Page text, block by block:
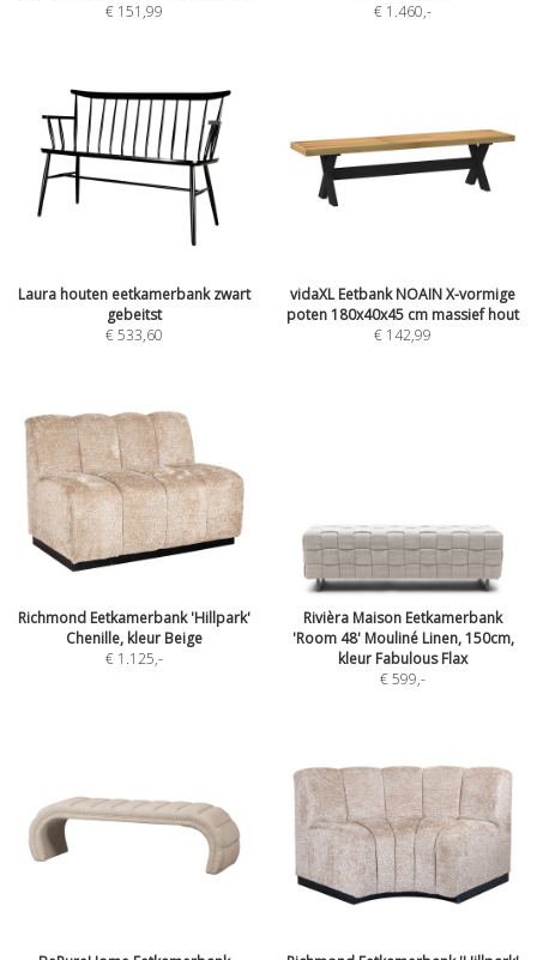
€ 151,99
€ 1.460,-
Laura houten eetkamerbank zwart
gebeitst
€ 533,60
vidaXL Eetbank NOAIN X-vormige
poten 180x40x45 cm massief hout
€ 142,99
Richmond Eetkamerbank 'Hillpark'
Chenille, kleur Beige
€ 1.125,-
Rivièra Maison Eetkamerbank
'Room 48' Mouliné Linen, 150cm,
kleur Fabulous Flax
€ 599,-